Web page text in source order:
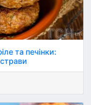
та печінки: